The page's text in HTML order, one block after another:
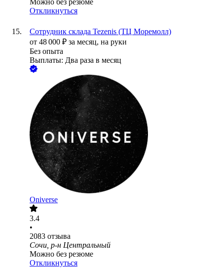
Можно без резюме
Откликнуться
Сотрудник склада Tezenis (ТЦ Моремолл)
от 48 000 ₽ за месяц, на руки
Без опыта
Выплаты: Два раза в месяц
Oniverse
3.4
•
2083 отзыва
Сочи, р-н Центральный
Можно без резюме
Откликнуться